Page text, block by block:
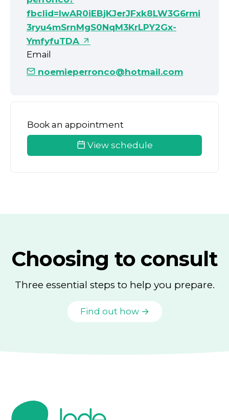
fbclid=IwAR0iEBjKJerJFxk8LW3G6rmi
3ryu4mSrnMgS0NqM3KrLPY2Gx-
YmfyfuTDA
Email
noemieperronco@hotmail.com
Book an appointment
View schedule
Choosing to consult
Three essential steps to help you prepare.
Find out how →